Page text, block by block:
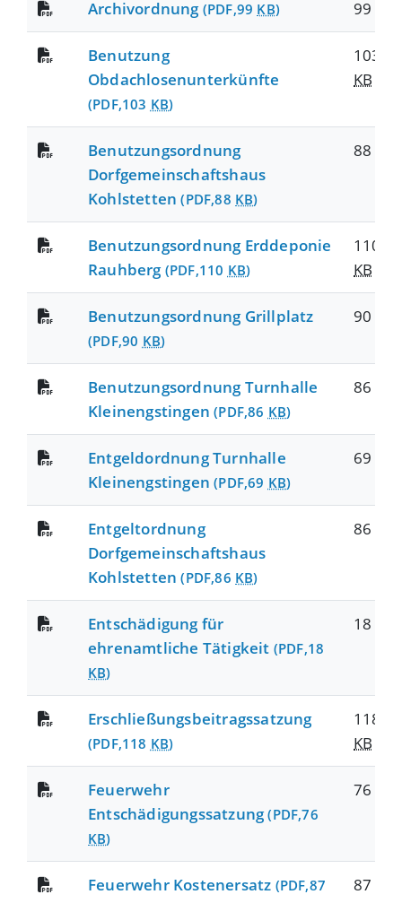
Archivordnung (PDF,99 KB) 99
Benutzung
Obdachlosenunterkünfte
(PDF,103 KB)
103
KB
Benutzungsordnung
Dorfgemeinschaftshaus
Kohlstetten(PDF,88 KB)
88
Benutzungsordnung Erddeponie
Rauhberg (PDF,110 KB)
110
KB
Benutzungsordnung Grillplatz
(PDF,90 KB)
90
Benutzungsordnung Turnhalle
Kleinengstingen(PDF,86 KB)
86
Entgeldordnung Turnhalle
Kleinengstingen(PDF,69 KB)
69
Entgeltordnung
Dorfgemeinschaftshaus
Kohlstetten(PDF,86 KB)
86
Entschädigung für
ehrenamtliche Tätigkeit (PDF,18
KB)
18
Erschließungsbeitragssatzung
(PDF,118 KB)
118
KB
Feuerwehr
Entschädigungssatzung(PDF,76
KB)
76
Feuerwehr Kostenersatz (PDF,87
87